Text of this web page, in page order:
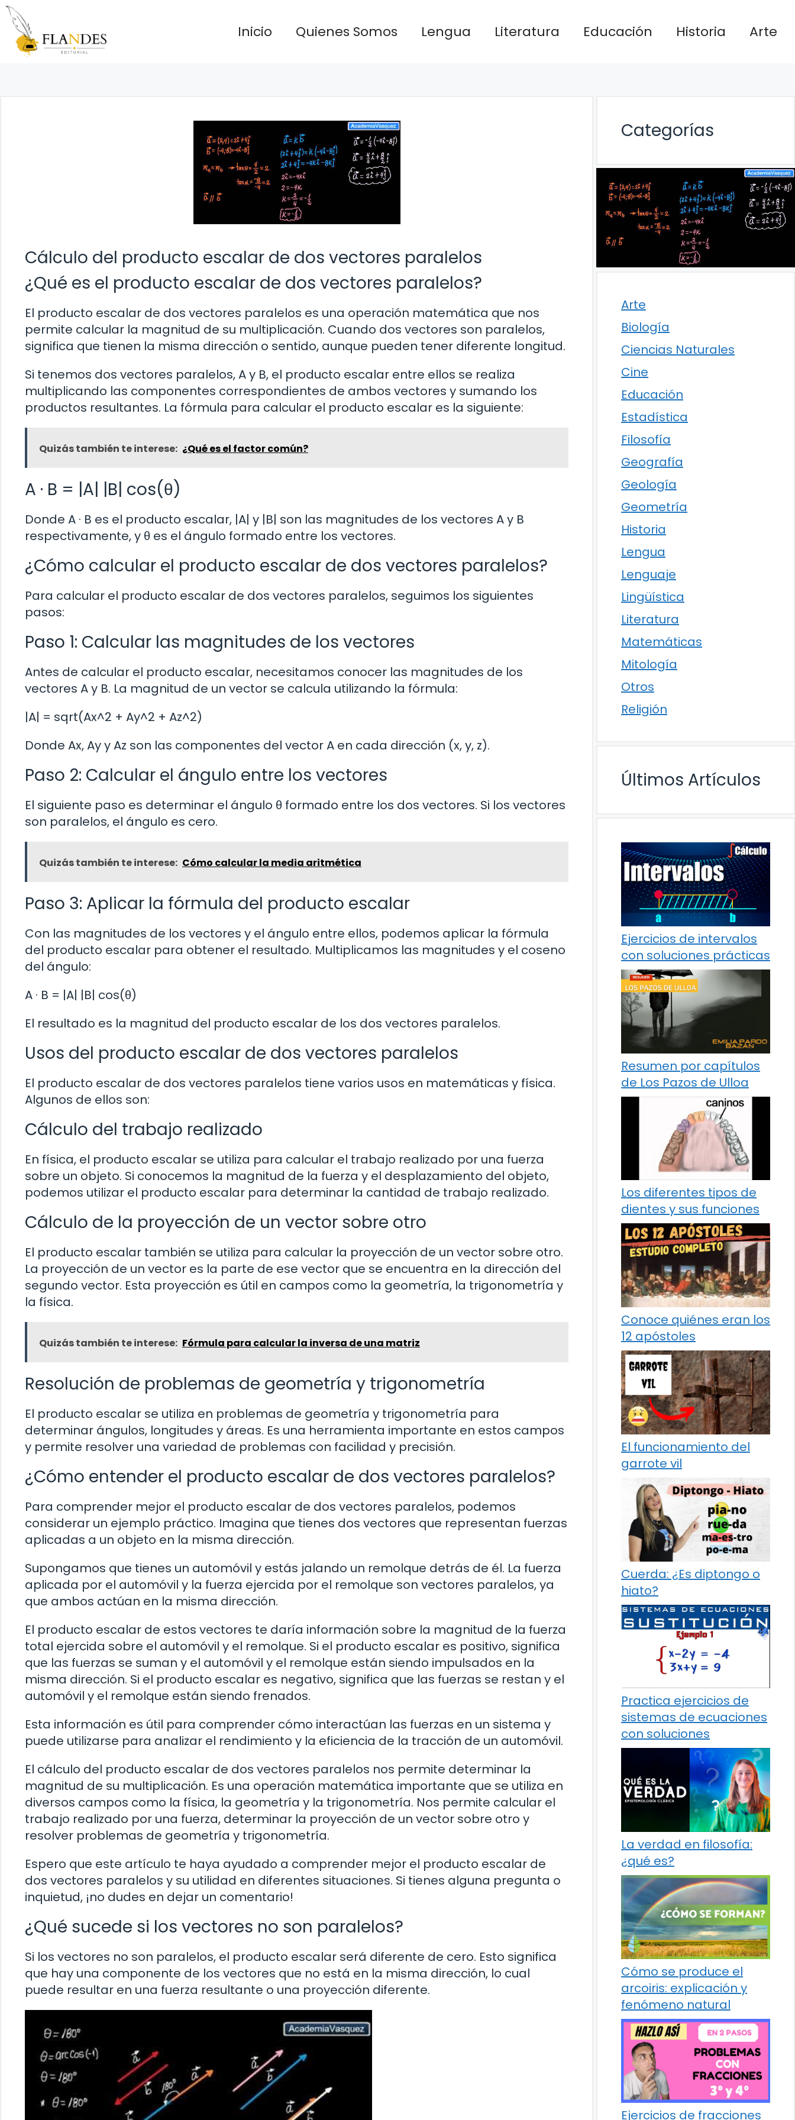
Saltar
contenido
Inicio Quienes Somos Lengua Literatura Educación Historia Arte
Cálculo del producto escalar de dos vectores paralelos
¿Qué es el producto escalar de dos vectores paralelos?
El producto escalar de dos vectores paralelos es una operación matemática que nos
permite calcular la magnitud de su multiplicación. Cuando dos vectores son paralelos,
significa que tienen la misma dirección o sentido, aunque pueden tener diferente longitud.
Si tenemos dos vectores paralelos, A y B, el producto escalar entre ellos se realiza
multiplicando las componentes correspondientes de ambos vectores y sumando los
productos resultantes. La fórmula para calcular el producto escalar es la siguiente:
Quizás también te interese: ¿Qué es el factor común?
A · B = |A| |B| cos(θ)
Donde A · B es el producto escalar, |A| y |B| son las magnitudes de los vectores A y B
respectivamente, y θ es el ángulo formado entre los vectores.
¿Cómo calcular el producto escalar de dos vectores paralelos?
Para calcular el producto escalar de dos vectores paralelos, seguimos los siguientes
pasos:
Paso 1: Calcular las magnitudes de los vectores
Antes de calcular el producto escalar, necesitamos conocer las magnitudes de los
vectores A y B. La magnitud de un vector se calcula utilizando la fórmula:
|A| = sqrt(Ax^2 + Ay^2 + Az^2)
Donde Ax, Ay y Az son las componentes del vector A en cada dirección (x, y, z).
Paso 2: Calcular el ángulo entre los vectores
El siguiente paso es determinar el ángulo θ formado entre los dos vectores. Si los vectores
son paralelos, el ángulo es cero.
Quizás también te interese: Cómo calcular la media aritmética
Paso 3: Aplicar la fórmula del producto escalar
Con las magnitudes de los vectores y el ángulo entre ellos, podemos aplicar la fórmula
del producto escalar para obtener el resultado. Multiplicamos las magnitudes y el coseno
del ángulo:
A · B = |A| |B| cos(θ)
El resultado es la magnitud del producto escalar de los dos vectores paralelos.
Usos del producto escalar de dos vectores paralelos
El producto escalar de dos vectores paralelos tiene varios usos en matemáticas y física.
Algunos de ellos son:
Cálculo del trabajo realizado
En física, el producto escalar se utiliza para calcular el trabajo realizado por una fuerza
sobre un objeto. Si conocemos la magnitud de la fuerza y el desplazamiento del objeto,
podemos utilizar el producto escalar para determinar la cantidad de trabajo realizado.
Cálculo de la proyección de un vector sobre otro
El producto escalar también se utiliza para calcular la proyección de un vector sobre otro.
La proyección de un vector es la parte de ese vector que se encuentra en la dirección del
segundo vector. Esta proyección es útil en campos como la geometría, la trigonometría y
la física.
Quizás también te interese: Fórmula para calcular la inversa de una matriz
Resolución de problemas de geometría y trigonometría
El producto escalar se utiliza en problemas de geometría y trigonometría para
determinar ángulos, longitudes y áreas. Es una herramienta importante en estos campos
y permite resolver una variedad de problemas con facilidad y precisión.
¿Cómo entender el producto escalar de dos vectores paralelos?
Para comprender mejor el producto escalar de dos vectores paralelos, podemos
considerar un ejemplo práctico. Imagina que tienes dos vectores que representan fuerzas
aplicadas a un objeto en la misma dirección.
Supongamos que tienes un automóvil y estás jalando un remolque detrás de él. La fuerza
aplicada por el automóvil y la fuerza ejercida por el remolque son vectores paralelos, ya
que ambos actúan en la misma dirección.
El producto escalar de estos vectores te daría información sobre la magnitud de la fuerza
total ejercida sobre el automóvil y el remolque. Si el producto escalar es positivo, significa
que las fuerzas se suman y el automóvil y el remolque están siendo impulsados en la
misma dirección. Si el producto escalar es negativo, significa que las fuerzas se restan y el
automóvil y el remolque están siendo frenados.
Esta información es útil para comprender cómo interactúan las fuerzas en un sistema y
puede utilizarse para analizar el rendimiento y la eficiencia de la tracción de un automóvil.
El cálculo del producto escalar de dos vectores paralelos nos permite determinar la
magnitud de su multiplicación. Es una operación matemática importante que se utiliza en
diversos campos como la física, la geometría y la trigonometría. Nos permite calcular el
trabajo realizado por una fuerza, determinar la proyección de un vector sobre otro y
resolver problemas de geometría y trigonometría.
Espero que este artículo te haya ayudado a comprender mejor el producto escalar de
dos vectores paralelos y su utilidad en diferentes situaciones. Si tienes alguna pregunta o
inquietud, ¡no dudes en dejar un comentario!
¿Qué sucede si los vectores no son paralelos?
Si los vectores no son paralelos, el producto escalar será diferente de cero. Esto significa
que hay una componente de los vectores que no está en la misma dirección, lo cual
puede resultar en una fuerza resultante o una proyección diferente.
Categorías
Arte
Biología
Ciencias Naturales
Cine
Educación
Estadística
Filosofía
Geografía
Geología
Geometría
Historia
Lengua
Lenguaje
Lingüística
Literatura
Matemáticas
Mitología
Otros
Religión
Últimos Artículos
Ejercicios de intervalos
con soluciones prácticas
Resumen por capítulos
de Los Pazos de Ulloa
Los diferentes tipos de
dientes y sus funciones
Conoce quiénes eran los
12 apóstoles
El funcionamiento del
garrote vil
Cuerda: ¿Es diptongo o
hiato?
Practica ejercicios de
sistemas de ecuaciones
con soluciones
La verdad en filosofía:
¿qué es?
Cómo se produce el
arcoiris: explicación y
fenómeno natural
Ejercicios de fracciones